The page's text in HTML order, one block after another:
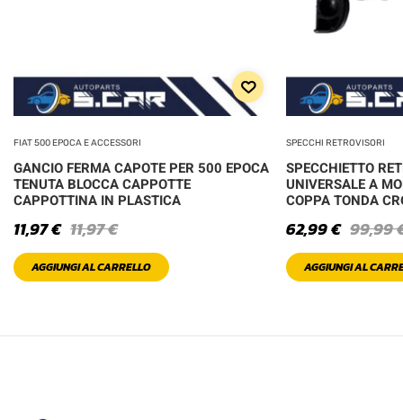
FIAT 500 EPOCA E ACCESSORI
GANCIO FERMA CAPOTE PER 500 EPOCA
TENUTA BLOCCA CAPPOTTE
CAPPOTTINA IN PLASTICA
11,97€
11,97€
AGGIUNGI AL CARRELLO
SPECCHI RETROVISORI
SPECCHIETTO
UNIVERSALE A
COPPA TONDA
99,99
62,99€
AGGIUNGI AL